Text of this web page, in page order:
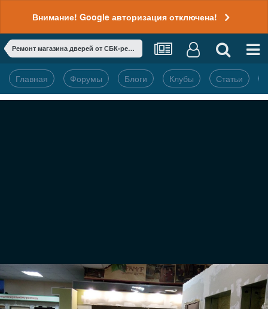
Внимание! Google авторизация отключена!
Ремонт магазина дверей от СБК-ремонт
Главная Форумы Блоги Клубы Статьи